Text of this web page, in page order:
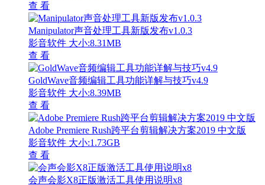
查 看
Manipulator声音处理工具新版发布v1.0.3
影音软件 大小:8.31MB
查 看
GoldWave音频编辑工具功能详解与技巧v4.9
影音软件 大小:8.39MB
查 看
Adobe Premiere Rush跨平台剪辑解决方案2019 中文版
影音软件 大小:1.73GB
查 看
会声会影X8正版激活工具使用说明x8